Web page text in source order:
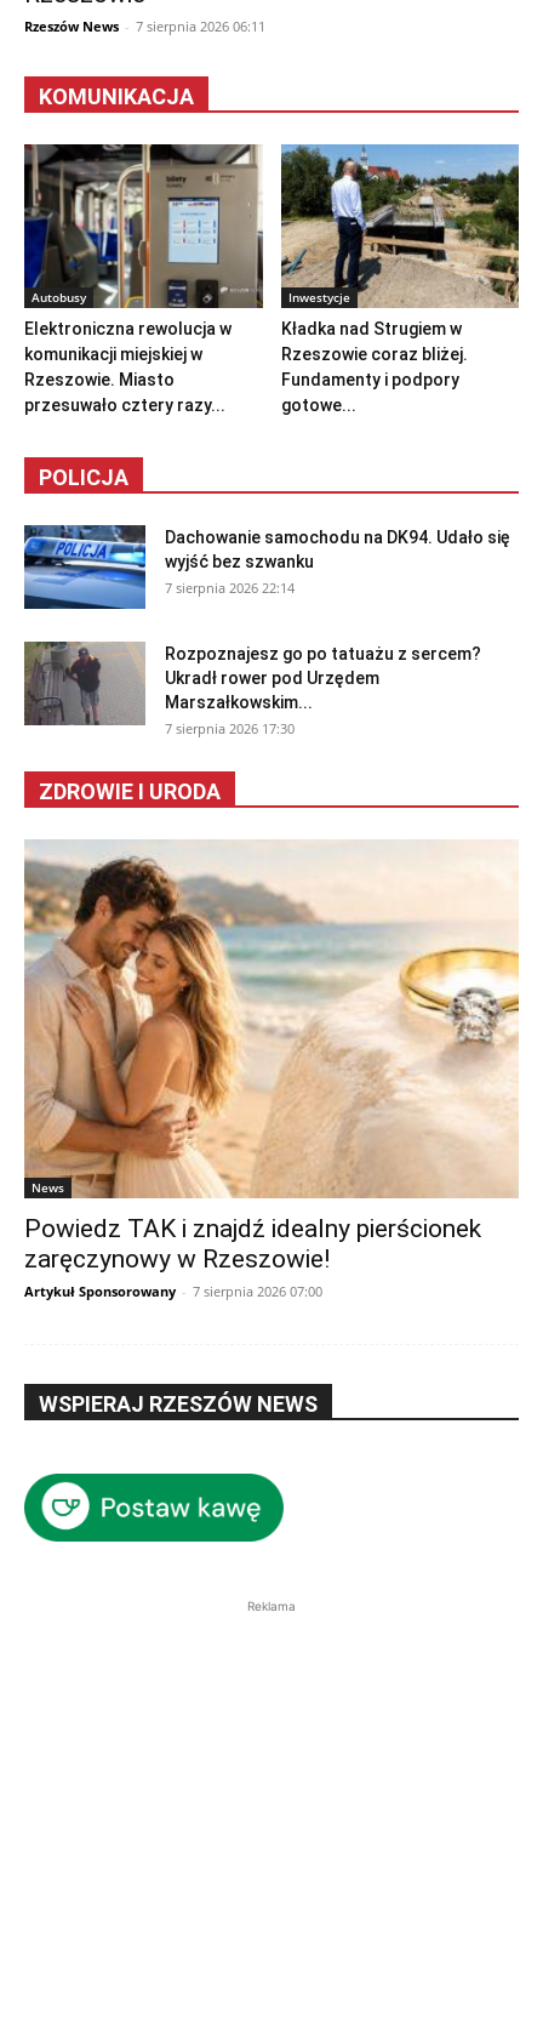
Rzeszów News - 7 sierpnia 2026 06:11
KOMUNIKACJA
Autobusy
Elektroniczna rewolucja w
komunikacji miejskiej w
Rzeszowie. Miasto
przesuwało cztery razy...
Inwestycje
Kładka nad Strugiem w
Rzeszowie coraz bliżej.
Fundamenty i podpory
gotowe...
POLICJA
Dachowanie samochodu na DK94. Udało się
wyjść bez szwanku
7 sierpnia 2026 22:14
Rozpoznajesz go po tatuażu z sercem?
Ukradł rower pod Urzędem
Marszałkowskim...
7 sierpnia 2026 17:30
ZDROWIE I URODA
News
Powiedz TAK i znajdź idealny pierścionek
zaręczynowy w Rzeszowie!
Artykuł Sponsorowany - 7 sierpnia 2026 07:00
WSPIERAJ RZESZÓW NEWS
Reklama